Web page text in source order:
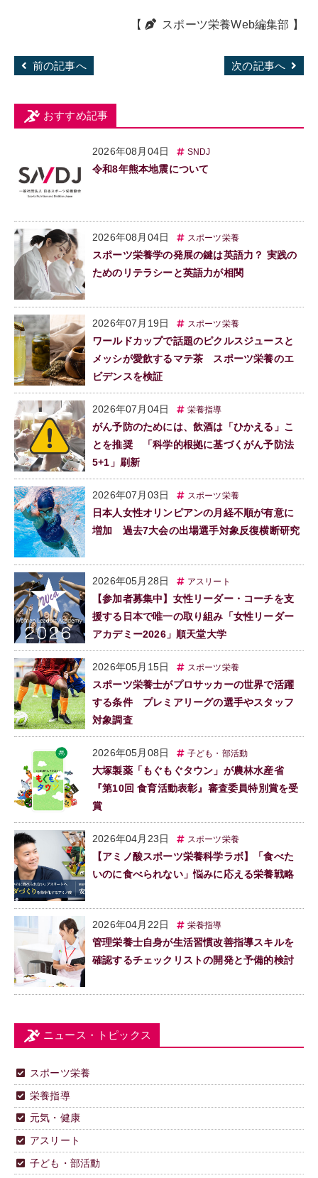
【 スポーツ栄養Web編集部 】
前の記事へ 次の記事へ
おすすめ記事
2026年08月04日 SNDJ
令和8年熊本地震について
2026年08月04日 スポーツ栄養
スポーツ栄養学の発展の鍵は英語力？ 実践の
ためのリテラシーと英語力が相関
2026年07月19日 スポーツ栄養
ワールドカップで話題のピクルスジュースと
メッシが愛飲するマテ茶 スポーツ栄養のエ
ビデンスを検証
2026年07月04日 栄養指導
がん予防のためには、飲酒は「ひかえる」こ
とを推奨 「科学的根拠に基づくがん予防法
5+1」刷新
2026年07月03日 スポーツ栄養
日本人女性オリンピアンの月経不順が有意に
増加 過去7大会の出場選手対象反復横断研究
2026年05月28日 アスリート
【参加者募集中】女性リーダー・コーチを支
援する日本で唯一の取り組み「女性リーダー
アカデミー2026」順天堂大学
2026年05月15日 スポーツ栄養
スポーツ栄養士がプロサッカーの世界で活躍
する条件 プレミアリーグの選手やスタッフ
対象調査
2026年05月08日 子ども・部活動
大塚製薬「もぐもぐタウン」が農林水産省
『第10回 食育活動表彰』審査委員特別賞を受
賞
2026年04月23日 スポーツ栄養
【アミノ酸スポーツ栄養科学ラボ】「食べた
いのに食べられない」悩みに応える栄養戦略
2026年04月22日 栄養指導
管理栄養士自身が生活習慣改善指導スキルを
確認するチェックリストの開発と予備的検討
ニュース・トピックス
スポーツ栄養
栄養指導
元気・健康
アスリート
子ども・部活動